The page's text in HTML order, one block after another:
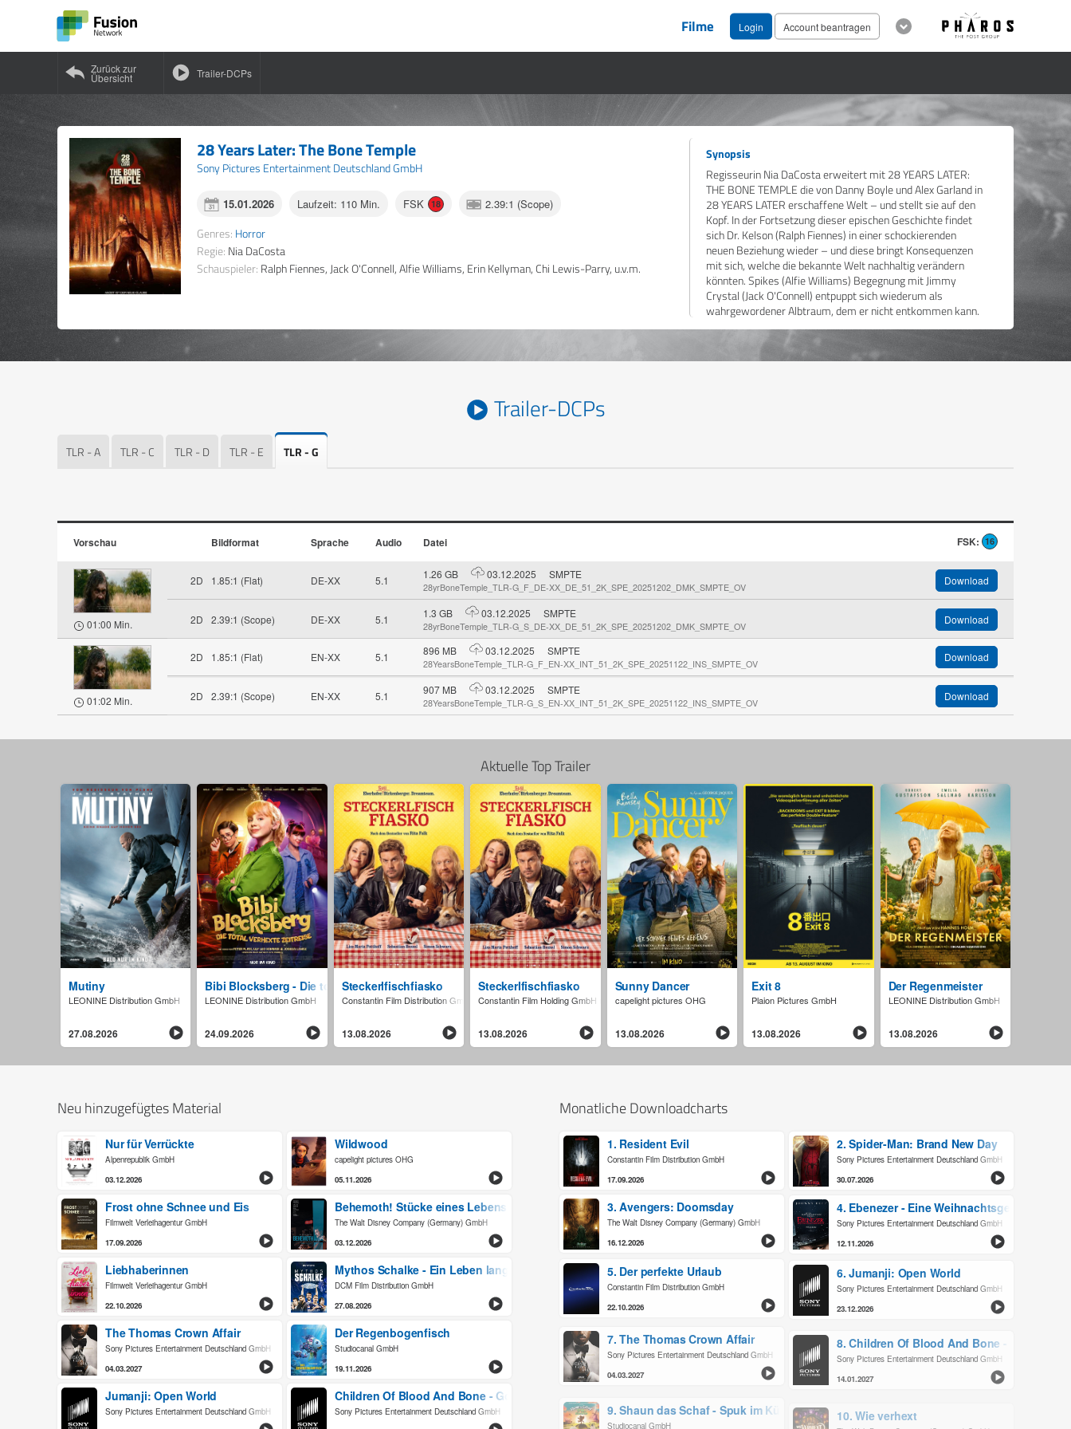
Filme Login Account beantragen
Zurück zur
Übersicht Trailer-DCPs
28 Years Later: The Bone Temple
Sony Pictures Entertainment Deutschland GmbH
15.01.2026 Laufzeit: 110 Min. FSK 18 2.39:1 (Scope)
Genres: Horror
Regie: Nia DaCosta
Schauspieler: Ralph Fiennes, Jack O'Connell, Alfie Williams, Erin Kellyman, Chi Lewis-Parry, u.v.m.
Synopsis
Regisseurin Nia DaCosta erweitert mit 28 YEARS LATER:
THE BONE TEMPLE die von Danny Boyle und Alex Garland in
28 YEARS LATER erschaffene Welt – und stellt sie auf den
Kopf. In der Fortsetzung dieser epischen Geschichte findet
sich Dr. Kelson (Ralph Fiennes) in einer schockierenden
neuen Beziehung wieder – und diese bringt Konsequenzen
mit sich, welche die bekannte Welt nachhaltig verändern
könnten. Spikes (Alfie Williams) Begegnung mit Jimmy
Crystal (Jack O'Connell) entpuppt sich wiederum als
wahrgewordener Albtraum, dem er nicht entkommen kann.
In THE BONE TEMPLE sind die Infizierten nicht mehr die
größte Bedrohung – die Grausamkeit der Überlebenden
kann noch viel seltsamer und schrecklicher sein.
Trailer-DCPs
TLR - A TLR - C TLR - D TLR - E TLR - G
Vorschau Bildformat Sprache Audio Datei FSK: 16
01:00 Min.
2D 1.85:1 (Flat) DE-XX 5.1 1.26 GB 03.12.2025 SMPTE
28yrBoneTemple_TLR-G_F_DE-XX_DE_51_2K_SPE_20251202_DMK_SMPTE_OV
Download
2D 2.39:1 (Scope) DE-XX 5.1 1.3 GB 03.12.2025 SMPTE
28yrBoneTemple_TLR-G_S_DE-XX_DE_51_2K_SPE_20251202_DMK_SMPTE_OV
Download
01:02 Min.
2D 1.85:1 (Flat) EN-XX 5.1 896 MB 03.12.2025 SMPTE
28YearsBoneTemple_TLR-G_F_EN-XX_INT_51_2K_SPE_20251122_INS_SMPTE_OV
Download
2D 2.39:1 (Scope) EN-XX 5.1 907 MB 03.12.2025 SMPTE
28YearsBoneTemple_TLR-G_S_EN-XX_INT_51_2K_SPE_20251122_INS_SMPTE_OV
Download
Aktuelle Top Trailer
Mutiny
LEONINE Distribution GmbH
27.08.2026
Bibi Blocksberg - Die total verhexte Zeitreise
LEONINE Distribution GmbH
24.09.2026
Steckerlfischfiasko
Constantin Film Distribution GmbH
13.08.2026
Steckerlfischfiasko
Constantin Film Holding GmbH (AT)
13.08.2026
Sunny Dancer
capelight pictures OHG
13.08.2026
Exit 8
Plaion Pictures GmbH
13.08.2026
Der Regenmeister
LEONINE Distribution GmbH
13.08.2026
Neu hinzugefügtes Material
Nur für Verrückte
Alpenrepublik GmbH
03.12.2026
Wildwood
capelight pictures OHG
05.11.2026
Frost ohne Schnee und Eis
Filmwelt Verleihagentur GmbH
17.09.2026
Behemoth! Stücke eines Lebens
The Walt Disney Company (Germany) GmbH
03.12.2026
Liebhaberinnen
Filmwelt Verleihagentur GmbH
22.10.2026
Mythos Schalke - Ein Leben lang
DCM Film Distribution GmbH
27.08.2026
The Thomas Crown Affair
Sony Pictures Entertainment Deutschland GmbH
04.03.2027
Der Regenbogenfisch
Studiocanal GmbH
19.11.2026
Jumanji: Open World
Sony Pictures Entertainment Deutschland GmbH
Children Of Blood And Bone - Goldener Zorn
Sony Pictures Entertainment Deutschland GmbH
Monatliche Downloadcharts
1. Resident Evil
Constantin Film Distribution GmbH
17.09.2026
2. Spider-Man: Brand New Day
Sony Pictures Entertainment Deutschland GmbH
30.07.2026
3. Avengers: Doomsday
The Walt Disney Company (Germany) GmbH
16.12.2026
4. Ebenezer - Eine Weihnachtsgeschichte
Sony Pictures Entertainment Deutschland GmbH
12.11.2026
5. Der perfekte Urlaub
Constantin Film Distribution GmbH
22.10.2026
6. Jumanji: Open World
Sony Pictures Entertainment Deutschland GmbH
23.12.2026
7. The Thomas Crown Affair
Sony Pictures Entertainment Deutschland GmbH
Studiocanal GmbH
The Walt Disney Company (Germany) GmbH